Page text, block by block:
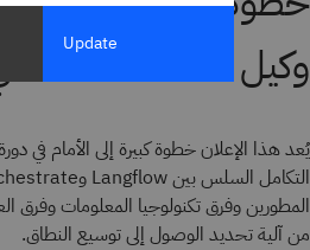
وكيل الذكاء
يُعد هذا الإعلان خطوة كبيرة إلى الأمام في
المطورين وفرق تكنولوجيا المعلومات وفرق
من آلية تحديد الوصول إلى توسيع النطاق.
Update